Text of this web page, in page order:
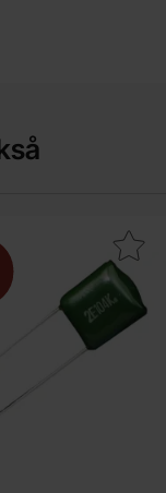
favorit
pC05 15nF 100V